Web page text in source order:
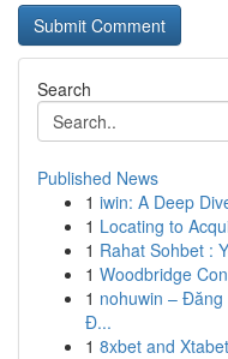
Search
Published News
1 iwin: A Deep
1 Locating to
1 Rahat Sohbet :
1 Woodbridge
1 nohuwin –
Đ...
1 8xbet and